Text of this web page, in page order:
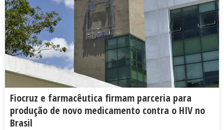
Fiocruz e farmacêutica firmam parceria para
produção de novo medicamento contra o HIV no
Brasil